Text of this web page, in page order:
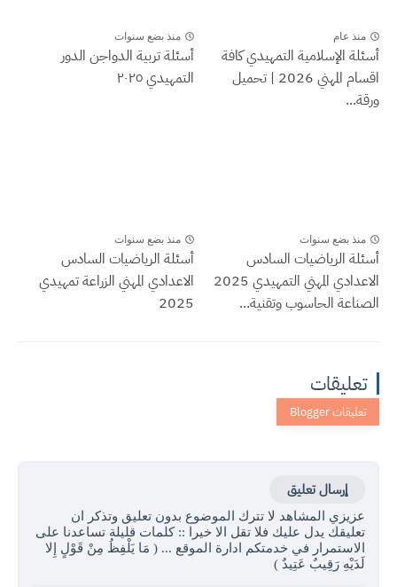
عام
الإسلامية التمهيدي كافة
اقسام المهني 2026 | تحميل
منذ بضع سنوات
أسئلة تربية الدواجن الدور
التمهيدي ٢٠٢٥
بضع سنوات
الرياضيات السادس
الاعدادي المهني التمهيدي 2025
الحاسوب وتقنية...
منذ بضع سنوات
أسئلة الرياضيات السادس
الاعدادي المهني الزراعة تمهيدي
إرسال تعليق
المشاهد لا تترك الموضوع بدون تعليق وتذكر ان
يدل عليك فلا تقل الا خيرا :: كلمات قليلة تساعدنا على
في خدمتكم ادارة الموقع ... ( مَا يَلْفِظُ مِنْ قَوْلٍ إِلا
رَقِيبٌ عَتِيدٌ )